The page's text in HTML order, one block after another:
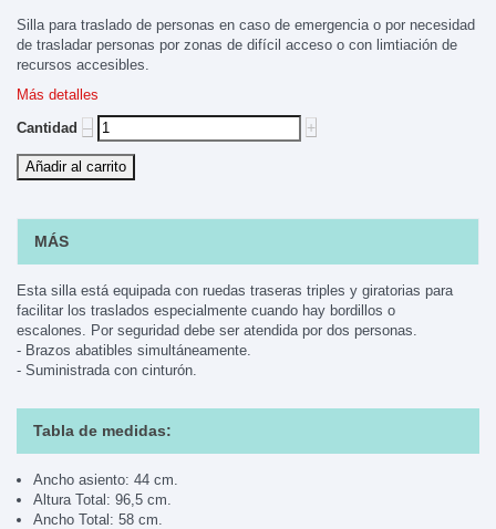
Silla para traslado de personas en caso de emergencia o por necesidad
de trasladar personas por zonas de difícil acceso o con limtiación de
recursos accesibles.
Más detalles
Cantidad ‒ +
Añadir al carrito
MÁS
Esta silla está equipada con ruedas traseras triples y giratorias para
facilitar los traslados especialmente cuando hay bordillos o
escalones. Por seguridad debe ser atendida por dos personas.
- Brazos abatibles simultáneamente.
- Suministrada con cinturón.
Tabla de medidas:
Ancho asiento: 44 cm.
Altura Total: 96,5 cm.
Ancho Total: 58 cm.